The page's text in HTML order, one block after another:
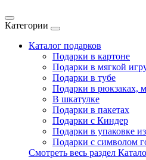
Категории
Каталог подарков
Подарки в картоне
Подарки в мягкой
Подарки в тубе
Подарки в рюкзаках,
В шкатулке
Подарки в пакетах
Подарки с Киндер
Подарки в упаковке
Подарки с символом
Смотреть весь раздел